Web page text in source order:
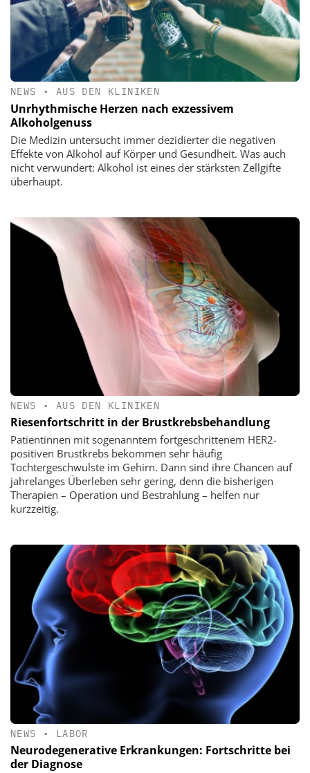
NEWS • AUS DEN KLINIKEN
Unrhythmische Herzen nach exzessivem
Alkoholgenuss
Die Medizin untersucht immer dezidierter die negativen
Effekte von Alkohol auf Körper und Gesundheit. Was auch
nicht verwundert: Alkohol ist eines der stärksten Zellgifte
überhaupt.
NEWS • AUS DEN KLINIKEN
Riesenfortschritt in der Brustkrebsbehandlung
Patientinnen mit sogenanntem fortgeschrittenem HER2-
positiven Brustkrebs bekommen sehr häufig
Tochtergeschwulste im Gehirn. Dann sind ihre Chancen auf
jahrelanges Überleben sehr gering, denn die bisherigen
Therapien – Operation und Bestrahlung – helfen nur
kurzzeitig.
NEWS • LABOR
Neurodegenerative Erkrankungen: Fortschritte bei
der Diagnose